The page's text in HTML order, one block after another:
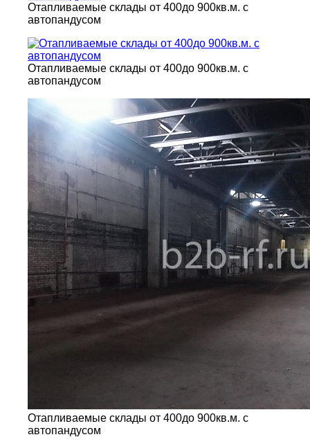
Отапливаемые склады от 400до 900кв.м. с
автопандусом
Отапливаемые склады от 400до 900кв.м. с
автопандусом
Отапливаемые склады от 400до 900кв.м. с
автопандусом